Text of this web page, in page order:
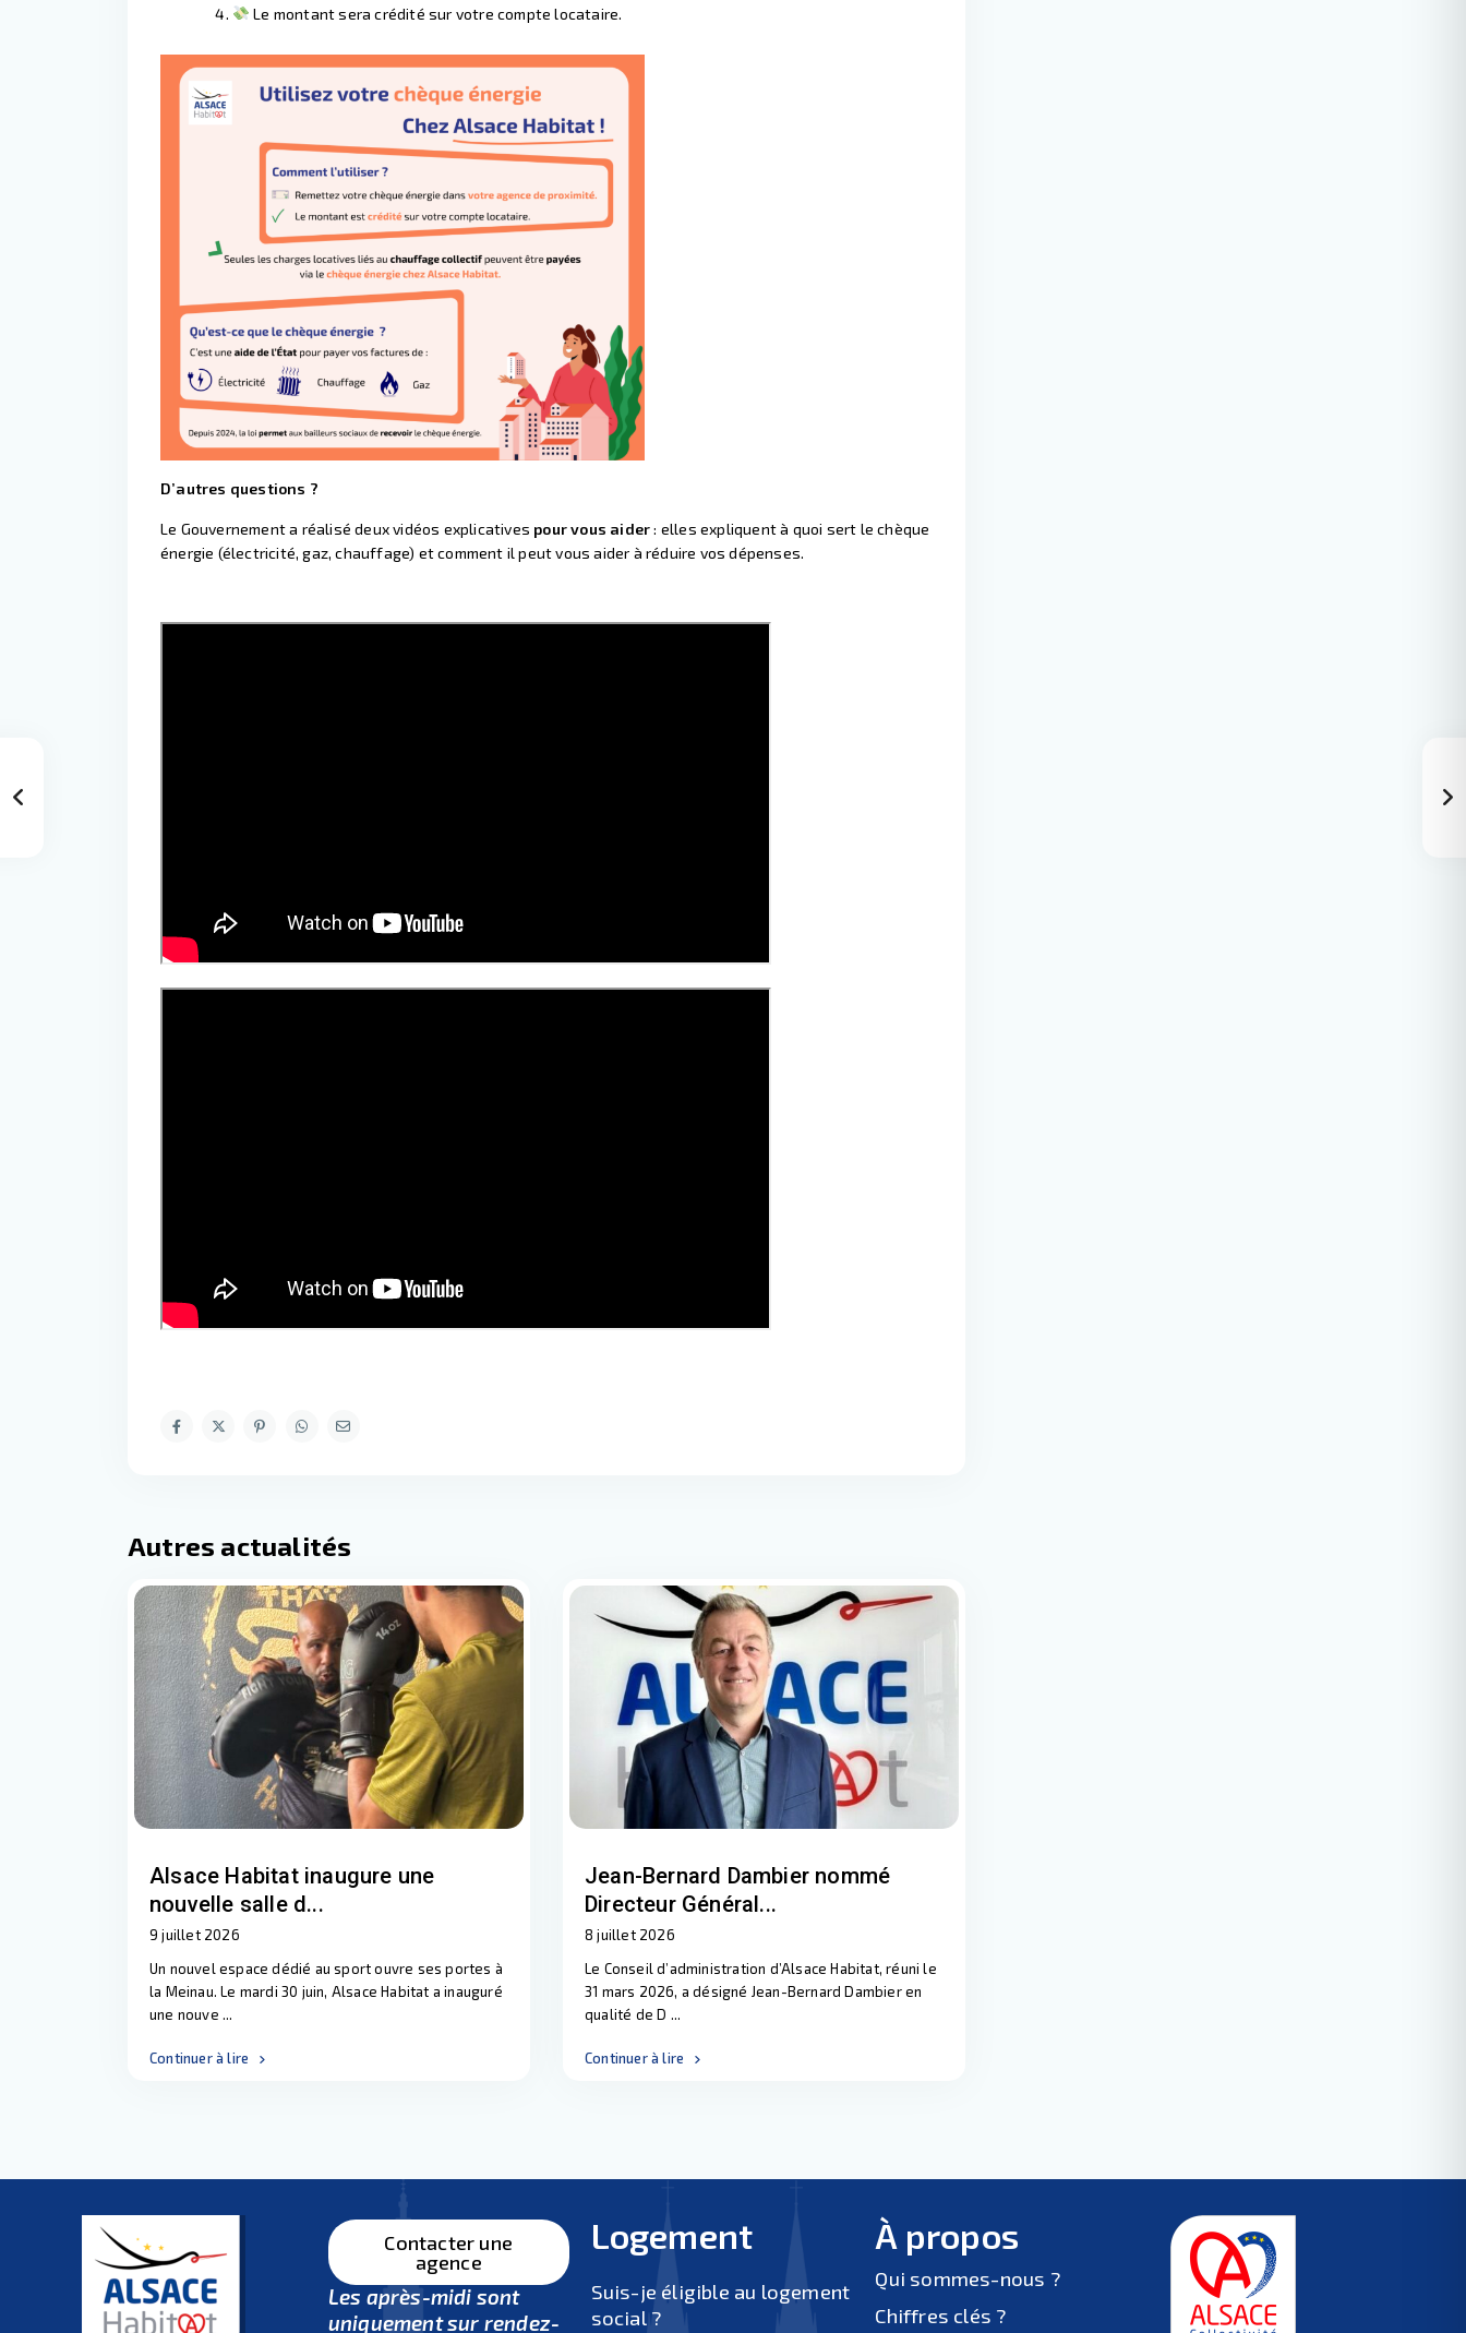
Le montant sera crédité sur votre compte locataire.
D’autres questions ?
Le Gouvernement a réalisé deux vidéos explicatives pour vous aider: elles expliquent à quoi sert le chèque
énergie (électricité, gaz, chauffage) et comment il peut vous aider à réduire vos dépenses.
Autres actualités
Alsace Habitat inaugure une
nouvelle salle d...
9 juillet 2026
Un nouvel espace dédié au sport ouvre ses portes à
la Meinau. Le mardi 30 juin, Alsace Habitat a inauguré
une nouve ...
Continuer à lire
Jean-Bernard Dambier nommé
Directeur Général...
8 juillet 2026
Le Conseil d’administration d’Alsace Habitat, réuni le
31 mars 2026, a désigné Jean-Bernard Dambier en
qualité de D ...
Continuer à lire
Contacter une
agence
Les après-midi sont
uniquement sur rendez-
Logement
Suis-je éligible au logement
social ?
À propos
Qui sommes-nous ?
Chiffres clés ?